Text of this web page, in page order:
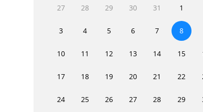
27 28 29 30 31 1
3 4 5 6 7 8
10 11 12 13 14 15
17 18 19 20 21 22
24 25 26 27 28 29